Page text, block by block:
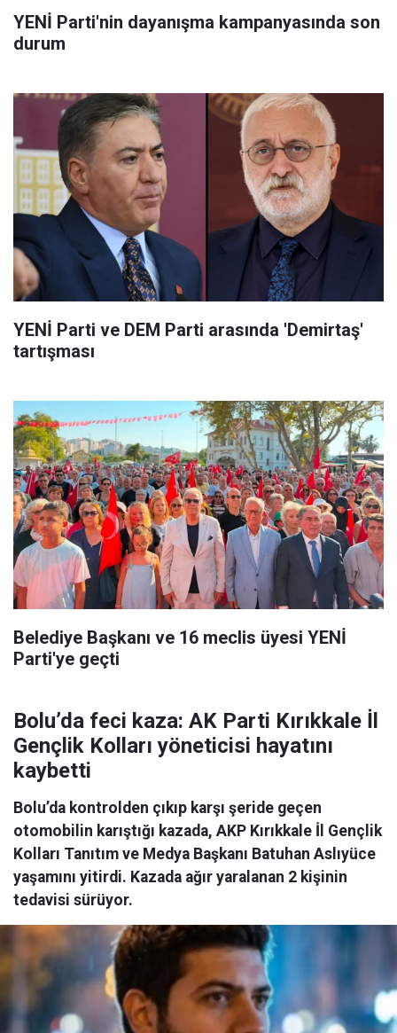
YENİ Parti'nin dayanışma kampanyasında son
durum
YENİ Parti ve DEM Parti arasında 'Demirtaş'
tartışması
Belediye Başkanı ve 16 meclis üyesi YENİ
Parti'ye geçti
Bolu’da feci kaza: AK Parti Kırıkkale İl
Gençlik Kolları yöneticisi hayatını
kaybetti
Bolu’da kontrolden çıkıp karşı şeride geçen
otomobilin karıştığı kazada, AKP Kırıkkale İl Gençlik
Kolları Tanıtım ve Medya Başkanı Batuhan Aslıyüce
yaşamını yitirdi. Kazada ağır yaralanan 2 kişinin
tedavisi sürüyor.